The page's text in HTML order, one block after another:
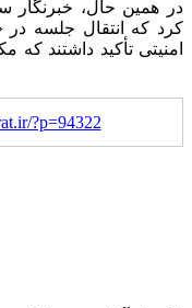
کرد که انتقال جلسه
امنیتی تأکید داشتند که
?p=94322